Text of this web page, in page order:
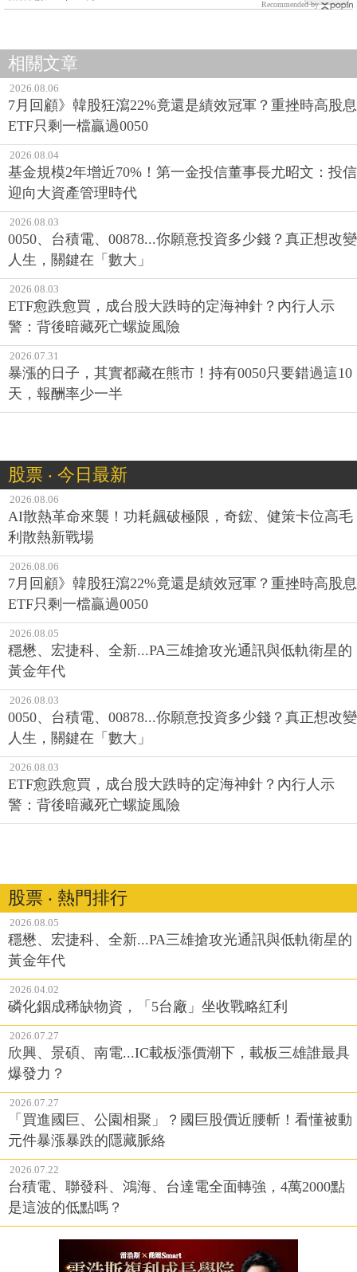
Recommended by
相關文章
2026.08.06
7月回顧》韓股狂瀉22%竟還是績效冠軍？重挫時高股息
ETF只剩一檔贏過0050
2026.08.04
基金規模2年增近70%！第一金投信董事長尤昭文：投信
迎向大資產管理時代
2026.08.03
0050、台積電、00878...你願意投資多少錢？真正想改變
人生，關鍵在「數大」
2026.08.03
ETF愈跌愈買，成台股大跌時的定海神針？內行人示
警：背後暗藏死亡螺旋風險
2026.07.31
暴漲的日子，其實都藏在熊市！持有0050只要錯過這10
天，報酬率少一半
股票 ‧ 今日最新
2026.08.06
AI散熱革命來襲！功耗飆破極限，奇鋐、健策卡位高毛
利散熱新戰場
2026.08.06
7月回顧》韓股狂瀉22%竟還是績效冠軍？重挫時高股息
ETF只剩一檔贏過0050
2026.08.05
穩懋、宏捷科、全新...PA三雄搶攻光通訊與低軌衛星的
黃金年代
2026.08.03
0050、台積電、00878...你願意投資多少錢？真正想改變
人生，關鍵在「數大」
2026.08.03
ETF愈跌愈買，成台股大跌時的定海神針？內行人示
警：背後暗藏死亡螺旋風險
股票 ‧ 熱門排行
2026.08.05
穩懋、宏捷科、全新...PA三雄搶攻光通訊與低軌衛星的
黃金年代
2026.04.02
磷化銦成稀缺物資，「5台廠」坐收戰略紅利
2026.07.27
欣興、景碩、南電...IC載板漲價潮下，載板三雄誰最具
爆發力？
2026.07.27
「買進國巨、公園相聚」？國巨股價近腰斬！看懂被動
元件暴漲暴跌的隱藏脈絡
2026.07.22
台積電、聯發科、鴻海、台達電全面轉強，4萬2000點
是這波的低點嗎？